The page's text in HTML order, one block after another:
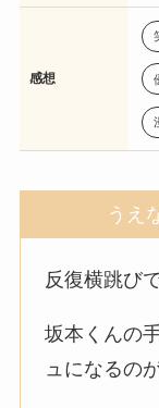
感想
うえ
反復横跳び
坂本くんの
ュになるの